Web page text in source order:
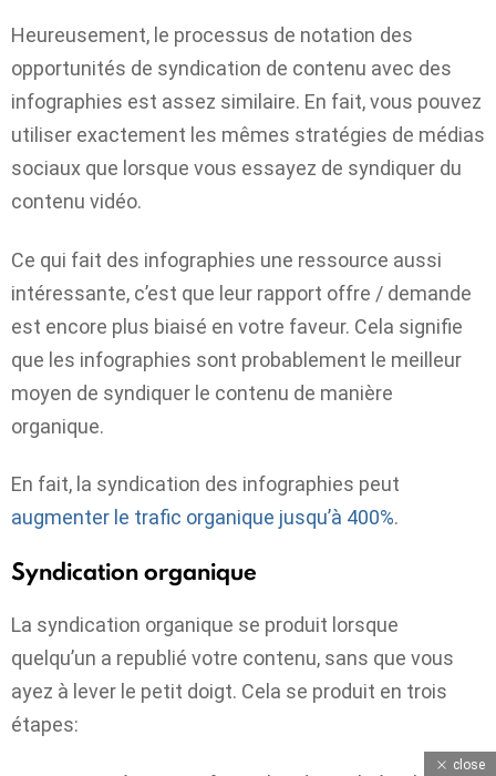
Heureusement, le processus de notation des
opportunités de syndication de contenu avec des
infographies est assez similaire. En fait, vous pouvez
utiliser exactement les mêmes stratégies de médias
sociaux que lorsque vous essayez de syndiquer du
contenu vidéo.
Ce qui fait des infographies une ressource aussi
intéressante, c’est que leur rapport offre / demande
est encore plus biaisé en votre faveur. Cela signifie
que les infographies sont probablement le meilleur
moyen de syndiquer le contenu de manière
organique.
En fait, la syndication des infographies peut
augmenter le trafic organique jusqu’à 400%.
Syndication organique
La syndication organique se produit lorsque
quelqu’un a republié votre contenu, sans que vous
ayez à lever le petit doigt. Cela se produit en trois
étapes:
close